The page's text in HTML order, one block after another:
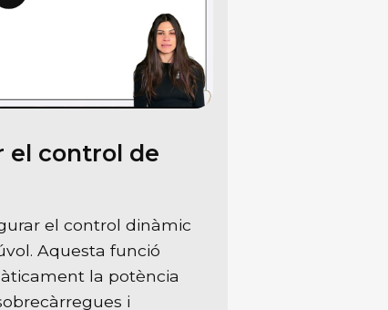
el control de
el control dinàmic
Aquesta funció
la potència
i